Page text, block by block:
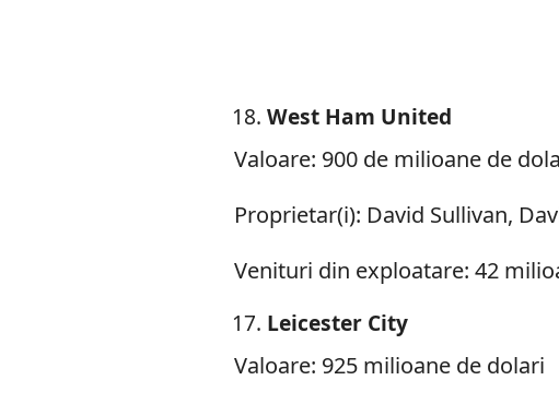
West Ham United
Valoare: 900 de milioane de
Proprietar(i): David Sullivan,
Venituri din exploatare: 42
Leicester City
Valoare: 925 milioane de dolari